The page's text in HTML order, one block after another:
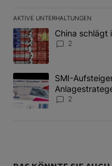
AKTIVE UNTERHALTUNGEN
Das Folgende ist eine
Ein Trendartikel mit dem
China schlägt
2
Ein Trendartikel mit
SMI-
2